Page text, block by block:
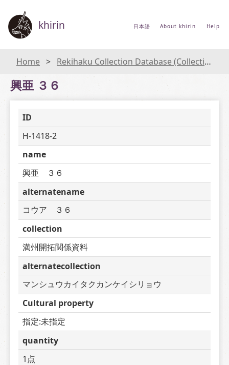
khirin 日本語 About khirin Help
Home Rekihaku Collection Database (Collections Database of the National Museum of Japanese History)
興亜 ３６
ID
H-1418-2
name
興亜　３６
alternatename
コウア　３６
collection
満州開拓関係資料
alternatecollection
マンシュウカイタクカンケイシリョウ
Cultural property
指定:未指定
quantity
1点